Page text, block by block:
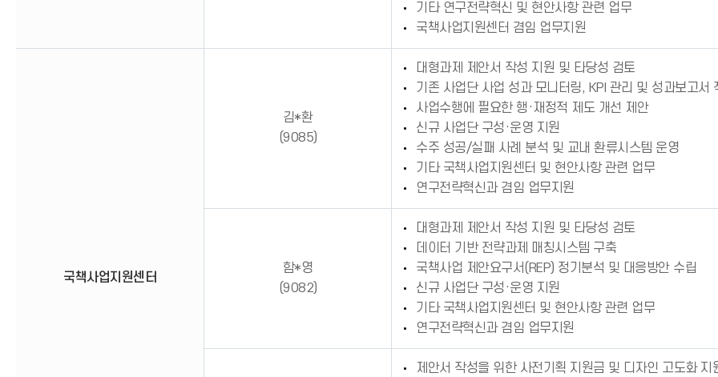
기타 연구전략혁신 및 현안사항 관련 업무
국책사업지원센터 겸임 업무지원
국책사업지원센터
김*환
(9085)
대형과제 제안서 작성 지원 및 타당성 검토
기존 사업단 사업 성과 모니터링, KPI 관리 및 성과보고서
사업수행에 필요한 행·재정적 제도 개선 제안
신규 사업단 구성·운영 지원
수주 성공/실패 사례 분석 및 교내 환류시스템 운영
기타 국책사업지원센터 및 현안사항 관련 업무
연구전략혁신과 겸임 업무지원
함*영
(9082)
대형과제 제안서 작성 지원 및 타당성 검토
데이터 기반 전략과제 매칭시스템 구축
국책사업 제안요구서(REP) 정기분석 및 대응방안 수립
신규 사업단 구성·운영 지원
기타 국책사업지원센터 및 현안사항 관련 업무
연구전략혁신과 겸임 업무지원
제안서 작성을 위한 사전기획 지원금 및 디자인 고도화 지